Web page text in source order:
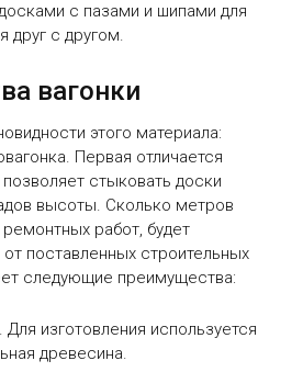
с пазами и шипами для
друг с другом.
вагонки
этого материала:
Первая отличается
стыковать доски
высоты. Сколько метров
работ, будет
поставленных строительных
следующие преимущества:
Для изготовления используется
древесина.